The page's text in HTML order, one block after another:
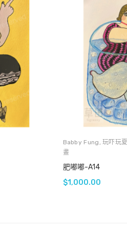
Babby Fung ,玩吓玩夏
畫
肥嘟嘟-A14
$1,000.00